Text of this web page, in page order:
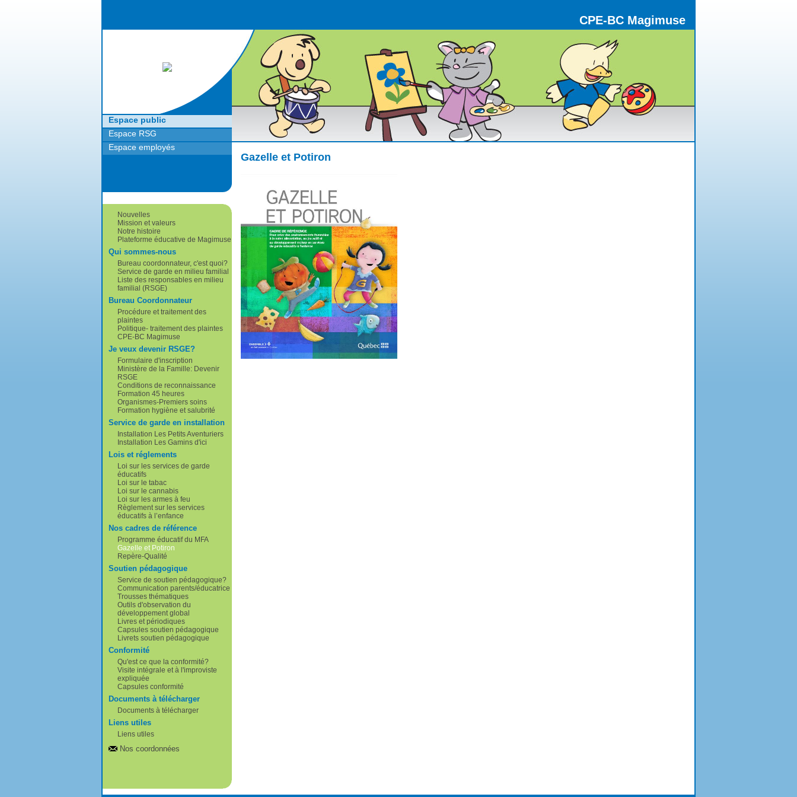
CPE-BC Magimuse
Espace public
Espace RSG
Espace employés
Nouvelles
Mission et valeurs
Notre histoire
Plateforme éducative de Magimuse
Qui sommes-nous
Bureau coordonnateur, c'est quoi?
Service de garde en milieu familial
Liste des responsables en milieu
familial (RSGE)
Bureau Coordonnateur
Procédure et traitement des
plaintes
Politique- traitement des plaintes
CPE-BC Magimuse
Je veux devenir RSGE?
Formulaire d'inscription
Ministère de la Famille: Devenir
RSGE
Conditions de reconnaissance
Formation 45 heures
Organismes-Premiers soins
Formation hygiène et salubrité
Service de garde en installation
Installation Les Petits Aventuriers
Installation Les Gamins d'ici
Lois et réglements
Loi sur les services de garde
éducatifs
Loi sur le tabac
Loi sur le cannabis
Loi sur les armes à feu
Règlement sur les services
éducatifs à l’enfance
Nos cadres de référence
Programme éducatif du MFA
Gazelle et Potiron
Repère-Qualité
Soutien pédagogique
Service de soutien pédagogique?
Communication parents/éducatrice
Trousses thématiques
Outils d'observation du
développement global
Livres et périodiques
Capsules soutien pédagogique
Livrets soutien pédagogique
Conformité
Qu'est ce que la conformité?
Visite intégrale et à l'improviste
expliquée
Capsules conformité
Documents à télécharger
Documents à télécharger
Liens utiles
Liens utiles
Nos coordonnées
Gazelle et Potiron